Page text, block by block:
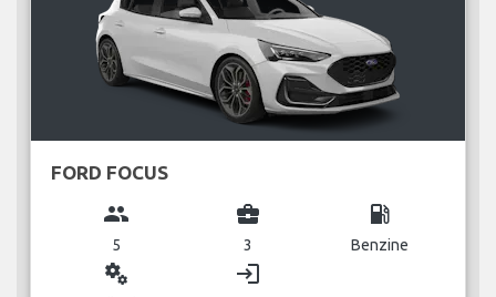
FORD FOCUS
group
5
business_center
3
local_gas_station
Benzine
miscellaneous_services login